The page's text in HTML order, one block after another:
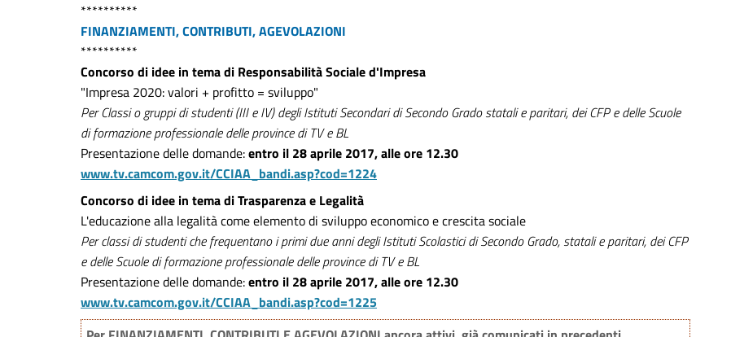
**********
FINANZIAMENTI, CONTRIBUTI, AGEVOLAZIONI
**********
Concorso di idee in tema di Responsabilità Sociale d'Impresa
"Impresa 2020: valori + profitto = sviluppo"
Per Classi o gruppi di studenti (III e IV) degli Istituti Secondari di Secondo Grado statali e paritari, dei CFP e delle Scuole
di formazione professionale delle province di TV e BL
Presentazione delle domande:entro il 28 aprile 2017, alle ore 12.30
www.tv.camcom.gov.it/CCIAA_bandi.asp?cod=1224
Concorso di idee in tema di Trasparenza e Legalità
L'educazione alla legalità come elemento di sviluppo economico e crescita sociale
Per classi di studenti che frequentano i primi due anni degli Istituti Scolastici di Secondo Grado, statali e paritari, dei CFP
e delle Scuole di formazione professionale delle province di TV e BL
Presentazione delle domande:entro il 28 aprile 2017, alle ore 12.30
www.tv.camcom.gov.it/CCIAA_bandi.asp?cod=1225